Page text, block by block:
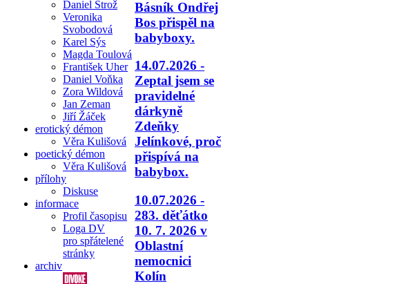
Daniel Strož
Veronika
Svobodová
Karel Sýs
Magda Toulová
František Uher
Daniel Voňka
Zora Wildová
Jan Zeman
Jiří Žáček
erotický démon
Věra Kulišová
poetický démon
Věra Kulišová
přílohy
Diskuse
informace
Profil časopisu
Loga DV
pro spřátelené
stránky
archiv
Básník Ondřej
Bos přispěl na
babyboxy.
14.07.2026 -
Zeptal jsem se
pravidelné
dárkyně
Zdeňky
Jelínkové, proč
přispívá na
babybox.
10.07.2026 -
283. děťátko
10. 7. 2026 v
Oblastní
nemocnici
Kolín